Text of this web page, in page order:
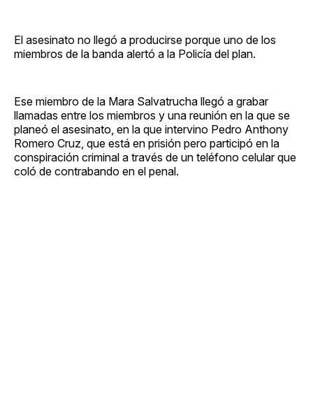
El asesinato no llegó a producirse porque uno de los
miembros de la banda alertó a la Policía del plan.
Ese miembro de la Mara Salvatrucha llegó a grabar
llamadas entre los miembros y una reunión en la que se
planeó el asesinato, en la que intervino Pedro Anthony
Romero Cruz, que está en prisión pero participó en la
conspiración criminal a través de un teléfono celular que
coló de contrabando en el penal.